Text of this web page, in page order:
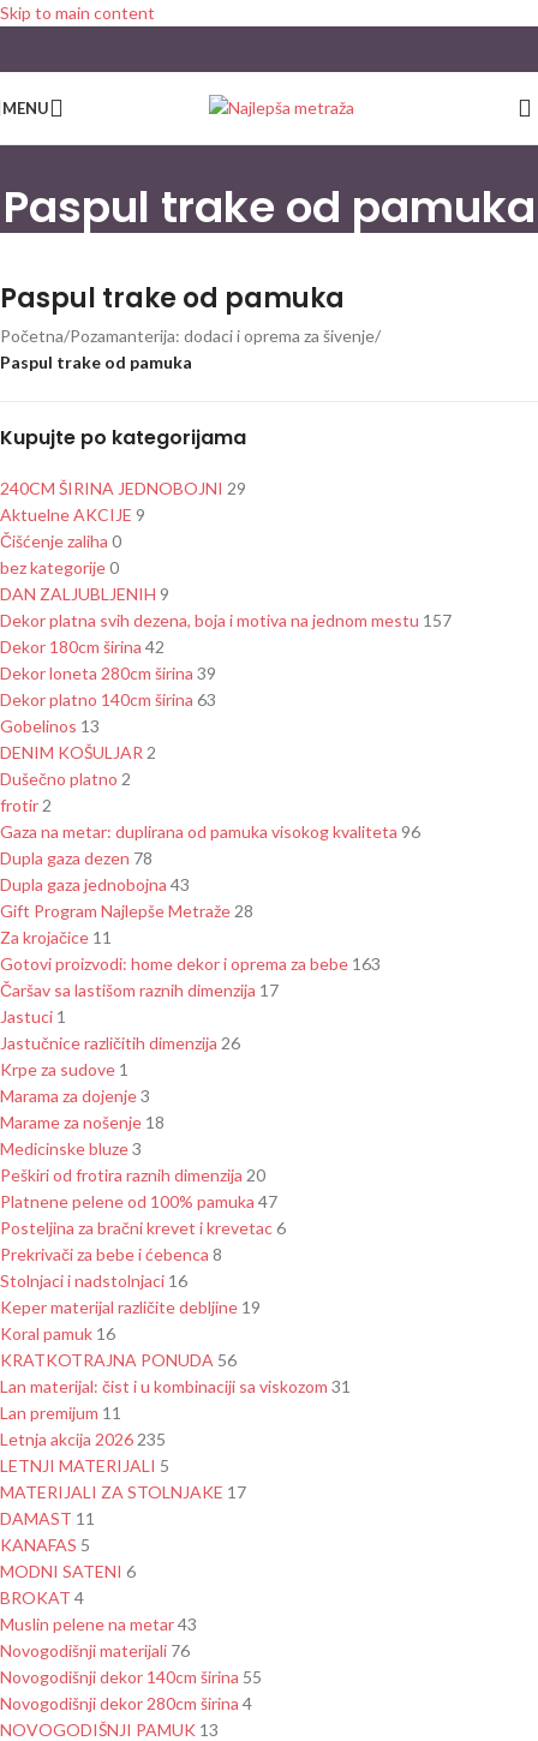
Skip to main content
MENU
Paspul trake od pamuka
Paspul trake od pamuka
Početna/Pozamanterija: dodaci i oprema za šivenje/
Paspul trake od pamuka
Kupujte po kategorijama
240CM ŠIRINA JEDNOBOJNI 29
Aktuelne AKCIJE 9
Čišćenje zaliha 0
bez kategorije0
DAN ZALJUBLJENIH 9
Dekor platna svih dezena, boja i motiva na jednom mestu 157
Dekor 180cm širina 42
Dekor loneta 280cm širina 39
Dekor platno 140cm širina 63
Gobelinos 13
DENIM KOŠULJAR 2
Dušečno platno 2
frotir 2
Gaza na metar: duplirana od pamuka visokog kvaliteta 96
Dupla gaza dezen 78
Dupla gaza jednobojna 43
Gift Program Najlepše Metraže 28
Za krojačice 11
Gotovi proizvodi: home dekor i oprema za bebe 163
Čaršav sa lastišom raznih dimenzija 17
Jastuci 1
Jastučnice različitih dimenzija 26
Krpe za sudove 1
Marama za dojenje3
Marame za nošenje 18
Medicinske bluze3
Peškiri od frotira raznih dimenzija 20
Platnene pelene od 100% pamuka 47
Posteljina za bračni krevet i krevetac6
Prekrivači za bebe i ćebenca 8
Stolnjaci i nadstolnjaci 16
Keper materijal različite debljine 19
Koral pamuk 16
KRATKOTRAJNA PONUDA 56
Lan materijal: čist i u kombinaciji sa viskozom 31
Lan premijum 11
Letnja akcija 2026 235
LETNJI MATERIJALI 5
MATERIJALI ZA STOLNJAKE 17
DAMAST 11
KANAFAS 5
MODNI SATENI 6
BROKAT 4
Muslin pelene na metar43
Novogodišnji materijali 76
Novogodišnji dekor 140cm širina 55
Novogodišnji dekor 280cm širina 4
NOVOGODIŠNJI PAMUK 13